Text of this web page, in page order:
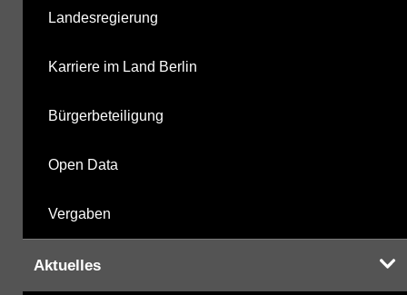
Landesregierung
Karriere im Land Berlin
Bürgerbeteiligung
Open Data
Vergaben
Aktuelles